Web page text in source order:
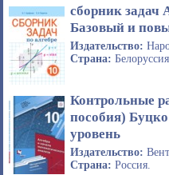
сборник
Базовый и
Издательство:
Страна: Белоруссия.
Контрольные
пособия)
уровень
Издательство:
Страна: Россия.